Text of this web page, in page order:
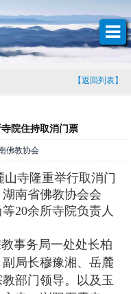
【返回列表】
院住持取消门票
佛教协会
寺隆重举行取消门
南省佛教协会会
20余所寺院负责人
事务局一处处长柏
局长穆豫湘、岳麓
部门领导。以及玉